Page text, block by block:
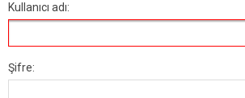
Kullanıcı adı:
Şifre: